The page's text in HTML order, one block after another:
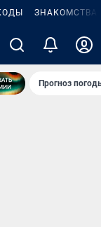
ЗНАКОМСТВА
Прогноз